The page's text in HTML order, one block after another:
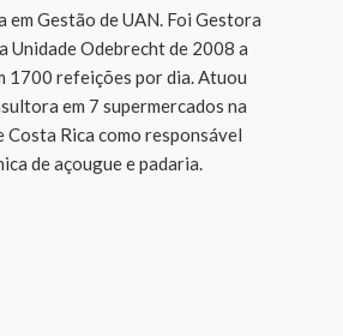
em Gestão de UAN. Foi Gestora
Unidade Odebrecht de 2008 a
1700 refeições por dia. Atuou
em 7 supermercados na
Costa Rica como responsável
de açougue e padaria.